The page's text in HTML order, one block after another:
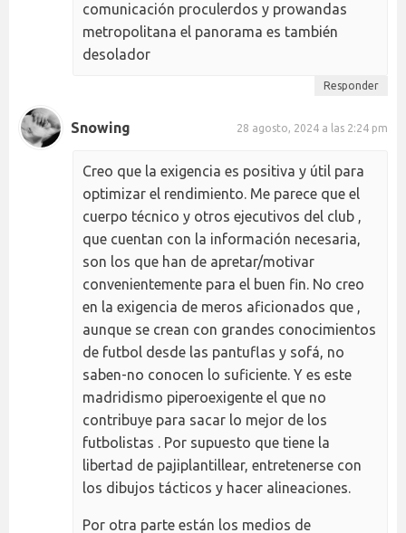
comunicación proculerdos y prowandas
metropolitana el panorama es también
desolador
Responder
Snowing 28 agosto, 2024 a las 2:24 pm
Creo que la exigencia es positiva y útil para
optimizar el rendimiento. Me parece que el
cuerpo técnico y otros ejecutivos del club ,
que cuentan con la información necesaria,
son los que han de apretar/motivar
convenientemente para el buen fin. No creo
en la exigencia de meros aficionados que ,
aunque se crean con grandes conocimientos
de futbol desde las pantuflas y sofá, no
saben-no conocen lo suficiente. Y es este
madridismo piperoexigente el que no
contribuye para sacar lo mejor de los
futbolistas . Por supuesto que tiene la
libertad de pajiplantillear, entretenerse con
los dibujos tácticos y hacer alineaciones.
Por otra parte están los medios de